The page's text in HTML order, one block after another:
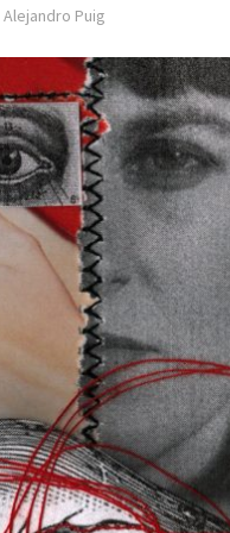
Alejandro Puig